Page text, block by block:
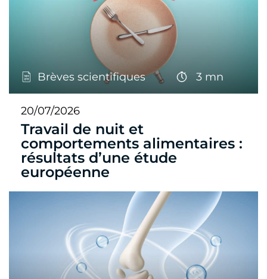
Brèves scientifiques 3 mn
20/07/2026
Travail de nuit et
comportements alimentaires :
résultats d’une étude
européenne